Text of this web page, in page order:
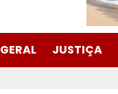
GERAL JUSTIÇA